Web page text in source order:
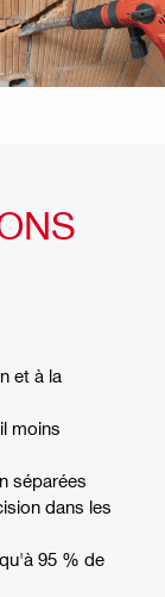
et à la
moins
séparées
dans les
95 % de